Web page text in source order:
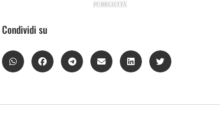
PUBBLICITÀ
Condividi su